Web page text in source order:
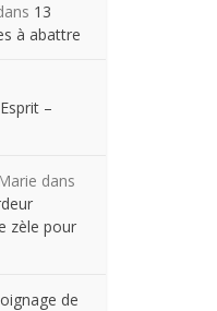
13
à abattre
–
dans
zèle pour
de